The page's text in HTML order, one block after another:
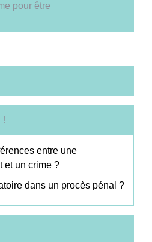
pour être
!
entre une
et un crime ?
dans un procès pénal ?